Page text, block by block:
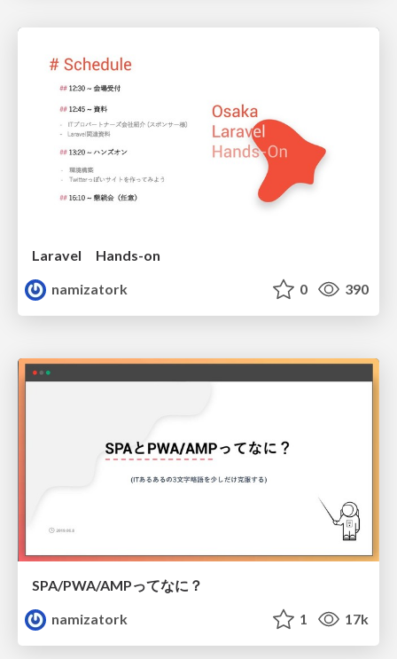
Laravel Hands-on
namizatork
0 390
SPA/PWA/AMPってなに？
namizatork
1 17k